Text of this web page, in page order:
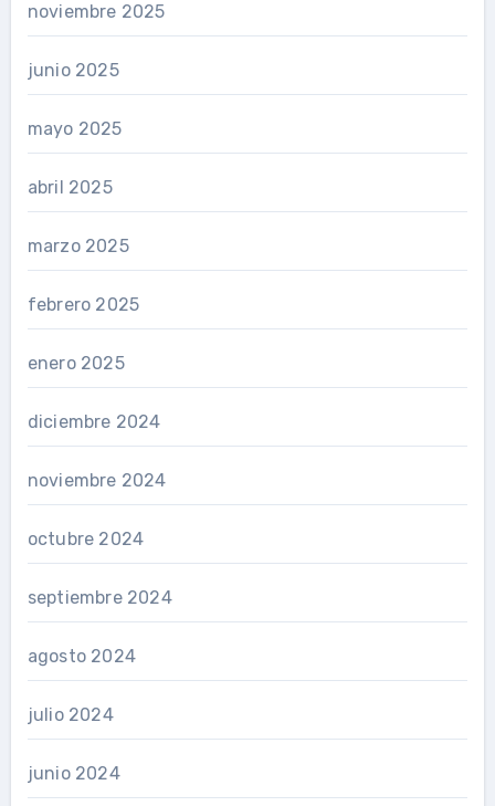
noviembre 2025
junio 2025
mayo 2025
abril 2025
marzo 2025
febrero 2025
enero 2025
diciembre 2024
noviembre 2024
octubre 2024
septiembre 2024
agosto 2024
julio 2024
junio 2024